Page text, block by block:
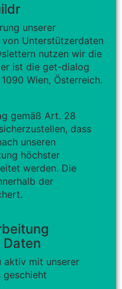
unserer
Unterstützerdaten
nutzen wir die
ist die get-dialog
Wien, Österreich.
gemäß Art. 28
dass
unseren
höchster
werden. Die
der
aktiv mit unserer
geschieht